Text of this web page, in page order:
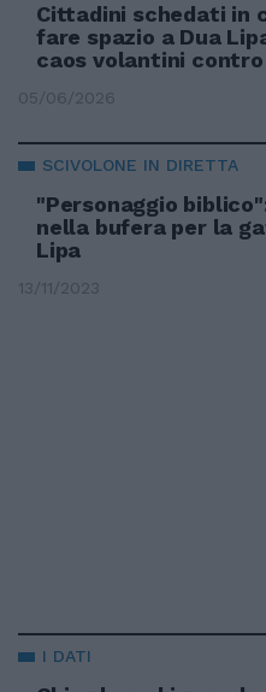
Cittadini schedati in
fare spazio a Dua
caos volantini contro
05/06/2026
SCIVOLONE IN DIRETTA
"Personaggio
nella bufera per la
Lipa
13/11/2023
I DATI